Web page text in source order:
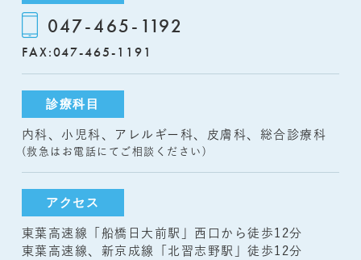
047-465-1192
FAX:047-465-1191
診療科目
内科、小児科、アレルギー科、皮膚科、総合診療科
(救急はお電話にてご相談ください)
アクセス
東葉高速線「船橋日大前駅」西口から徒歩12分
東葉高速線、新京成線「北習志野駅」徒歩12分